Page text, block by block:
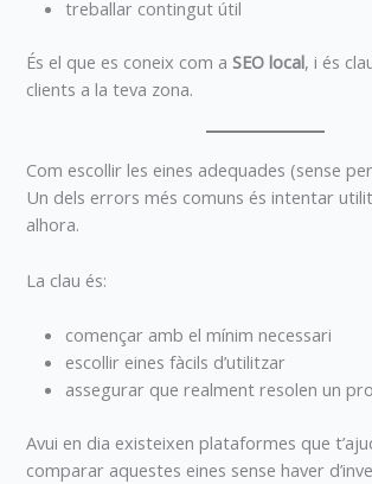
treballar contingut útil
És el que es coneix com aSEO local, i és
clients a la teva zona.
Com escollir les eines adequades (sense
Un dels errors més comuns és intentar
alhora.
La clau és:
començar amb el mínim necessari
escollir eines fàcils d’utilitzar
assegurar que realment resolen un
Avui en dia existeixen plataformes que
comparar aquestes eines sense haver